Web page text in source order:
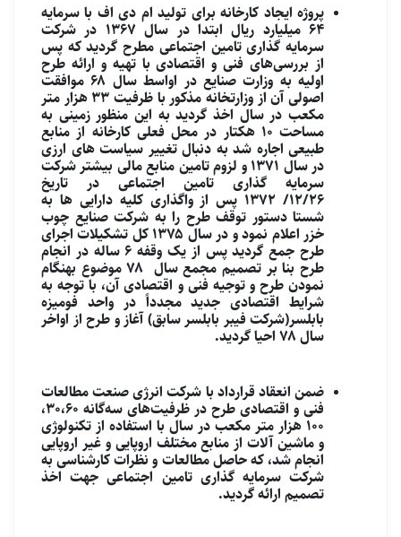
پروژه ایجاد کارخانه برای تولید ام دی اف با سرمایه
۶۴ میلیارد ریال ابتدا در سال ۱۳۶۷ در شرکت
سرمایه گذاری تامین اجتماعی مطرح گردید که پس
از بررسی‌های فنی و اقتصادی با تهیه و ارائه طرح
اولیه به وزارت صنایع در اواسط سال ۶۸ موافقت
اصولی آن از وزارتخانه مذکور با ظرفیت ۳۳ هزار متر
مکعب در سال اخذ گردید به این منظور زمینی به
مساحت ۱۰ هکتار در محل فعلی کارخانه از منابع
طبیعی اجاره شد به دنبال تغییر سیاست های ارزی
در سال ۱۳۷۱ و لزوم تامین منابع مالی بیشتر شرکت
سرمایه گذاری تامین اجتماعی در تاریخ
۱۲/۲۶/ ۱۳۷۲ پس از واگذاری کلیه دارایی ها به
شستا دستور توقف طرح را به شرکت صنایع چوب
خزر اعلام نمود و در سال ۱۳۷۵ کل تشکیلات اجرای
طرح جمع گردید پس از یک وقفه ۶ ساله در انجام
طرح بنا بر تصمیم مجمع سال ۷۸ موضوع بهنگام
نمودن طرح و توجیه فنی و اقتصادی آن، با توجه به
شرایط اقتصادی جدید مجدداً در واحد فومیزه
بابلسر(شرکت فیبر بابلسر سابق) آغاز و طرح از اواخر
سال ۷۸ احیا گردید.
ضمن انعقاد قرارداد با شرکت انرژی صنعت مطالعات
فنی و اقتصادی طرح در ظرفیت‌های سه‌گانه ۳۰،۶۰،
۱۰۰ هزار متر مکعب در سال با استفاده از تکنولوژی
و ماشین آلات از منابع مختلف اروپایی و غیر اروپایی
انجام شد، که حاصل مطالعات و نظرات کارشناسی به
شرکت سرمایه گذاری تامین اجتماعی جهت اخذ
تصمیم ارائه گردید.